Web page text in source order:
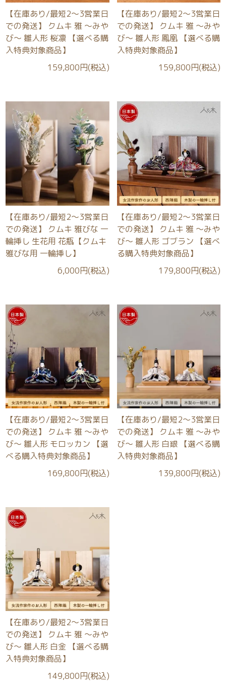
【在庫あり/最短2～3営業日
での発送】 クムキ 雅 ～みや
び～ 雛人形 桜凛 【選べる購
入特典対象商品】
159,800円(税込)
【在庫あり/最短2～3営業日
での発送】 クムキ 雅 ～みや
び～ 雛人形 鳳凰 【選べる購
入特典対象商品】
159,800円(税込)
【在庫あり/最短2～3営業日
での発送】 クムキ 雅びな 一
輪挿し 生花用 花瓶【クムキ
雅びな用 一輪挿し】
6,000円(税込)
【在庫あり/最短2～3営業日
での発送】 クムキ 雅 ～みや
び～ 雛人形 ゴブラン 【選べ
る購入特典対象商品】
179,800円(税込)
【在庫あり/最短2～3営業日
での発送】 クムキ 雅 ～みや
び～ 雛人形 モロッカン 【選
べる購入特典対象商品】
169,800円(税込)
【在庫あり/最短2～3営業日
での発送】 クムキ 雅 ～みや
び～ 雛人形 白銀 【選べる購
入特典対象商品】
139,800円(税込)
【在庫あり/最短2～3営業日
での発送】 クムキ 雅 ～みや
び～ 雛人形 白金 【選べる購
入特典対象商品】
149,800円(税込)